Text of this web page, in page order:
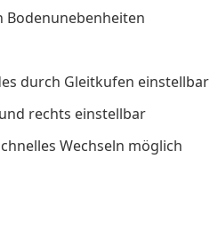
Bodenunebenheiten
durch Gleitkufen einstellbar
rechts einstellbar
Wechseln möglich